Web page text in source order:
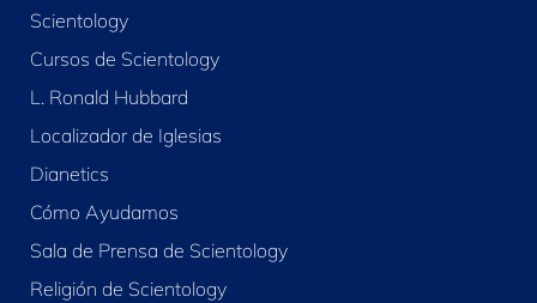
Scientology
Cursos de Scientology
L. Ronald Hubbard
Localizador de Iglesias
Dianetics
Cómo Ayudamos
Sala de Prensa de Scientology
Religión de Scientology